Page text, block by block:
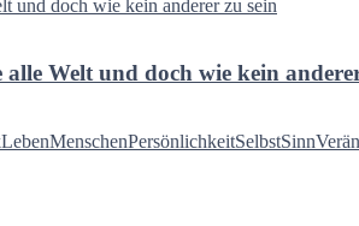
Welt und doch wie kein
LebenMenschenPersönlichkeitSelbstSinn